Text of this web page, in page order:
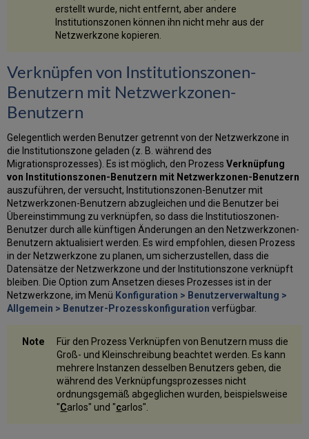
erstellt wurde, nicht entfernt, aber andere
Institutionszonen können ihn nicht mehr aus der
Netzwerkzone kopieren.
Verknüpfen von Institutionszonen-
Benutzern mit Netzwerkzonen-
Benutzern
Gelegentlich werden Benutzer getrennt von der Netzwerkzone in
die Institutionszone geladen (z. B. während des
Migrationsprozesses). Es ist möglich, den ProzessVerknüpfung
von Institutionszonen-Benutzern mit Netzwerkzonen-Benutzern
auszuführen, der versucht, Institutionszonen-Benutzer mit
Netzwerkzonen-Benutzern abzugleichen und die Benutzer bei
Übereinstimmung zu verknüpfen, so dass die Institutioszonen-
Benutzer durch alle künftigen Änderungen an den Netzwerkzonen-
Benutzern aktualisiert werden. Es wird empfohlen, diesen Prozess
in der Netzwerkzone zu planen, um sicherzustellen, dass die
Datensätze der Netzwerkzone und der Institutionszone verknüpft
bleiben. Die Option zum Ansetzen dieses Prozesses ist in der
Netzwerkzone, im Menü Konfiguration > Benutzerverwaltung >
Allgemein > Benutzer-Prozesskonfiguration verfügbar.
Für den Prozess Verknüpfen von Benutzern muss die
Groß- und Kleinschreibung beachtet werden. Es kann
mehrere Instanzen desselben Benutzers geben, die
während des Verknüpfungsprozesses nicht
ordnungsgemäß abgeglichen wurden, beispielsweise
"Carlos" und "carlos".